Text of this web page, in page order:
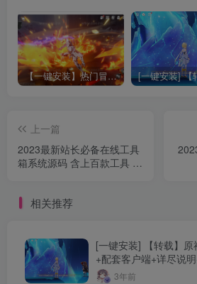
【一键安装】热门冒险策略类游戏崩坏：星穹铁道全新2.3版本一键端+一键代理+一键启动+免虚拟机
上一篇
2023最新站长必备在线工具
箱系统源码 含上百款工具 带
相关推荐
[一键安装] 【转载】
+配套客户端+详尽说
文件3年前